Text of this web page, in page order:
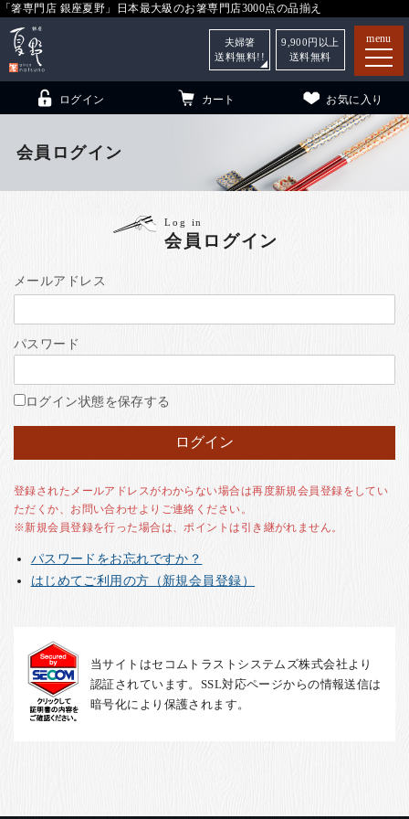
「箸専門店 銀座夏野」日本最大級のお箸専門店3000点の品揃え
menu
（贈答用・自宅用）
銀座夏野・箸長
ご利用ガイド
お客様の声
お知らせ
English
ログイン カート お気に入り
夫婦箸
送料無料!!
9,900 円以上
送料無料
会員ログイン
Log in
会員ログイン
メールアドレス
パスワード
ログイン状態を保存する
登録されたメールアドレスがわからない場合は再度新規会員登録をしてい
ただくか、お問い合わせよりご連絡ください。
※新規会員登録を行った場合は、ポイントは引き継がれません。
パスワードをお忘れですか？
はじめてご利用の方（新規会員登録）
当サイトはセコムトラストシステムズ株式会社より
認証されています。SSL対応ページからの情報送信は
暗号化により保護されます。